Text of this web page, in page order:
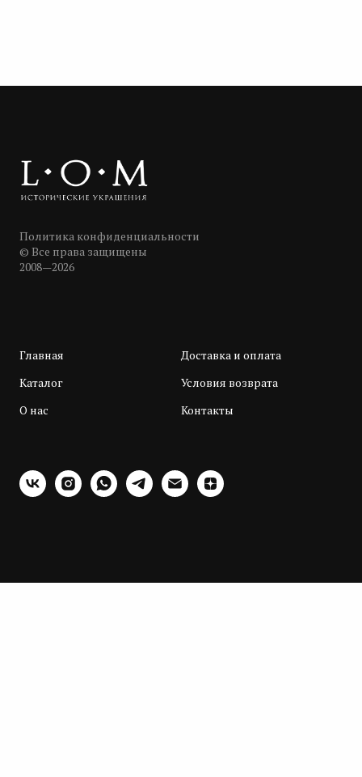
Политика конфиденциальности
© Все права защищены
2008—2026
Главная
Каталог
О нас
Доставка и оплата
Условия возврата
Контакты